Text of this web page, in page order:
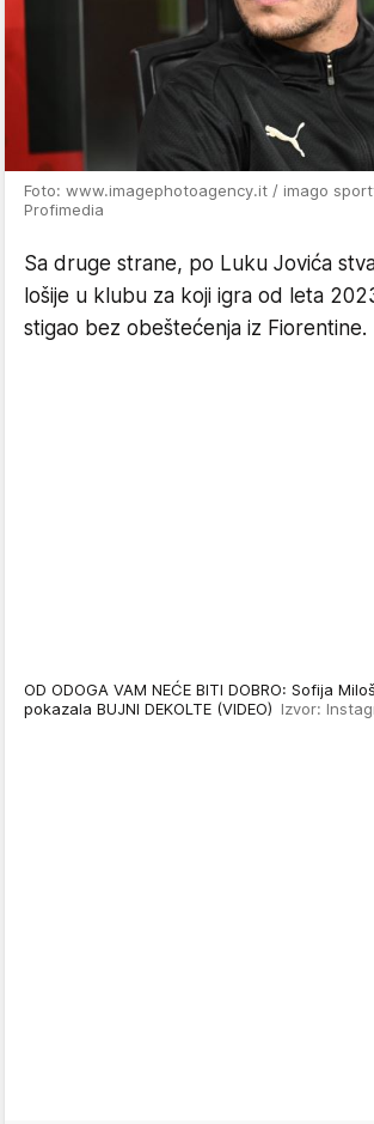
Foto: www.imagephotoagency.it / imago
Profimedia
Sa druge strane, po Luku Jovića
lošije u klubu za koji igra od leta
stigao bez obeštećenja iz Fiorentine.
OD ODOGA VAM NEĆE BITI DOBRO: Sofija
pokazala BUJNI DEKOLTE (VIDEO) Izvor: